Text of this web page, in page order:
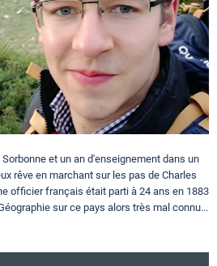
et un an d'enseignement dans un
rêve en marchant sur les pas de Charles
officier français était parti à 24 ans en 1883
sur ce pays alors très mal connu...